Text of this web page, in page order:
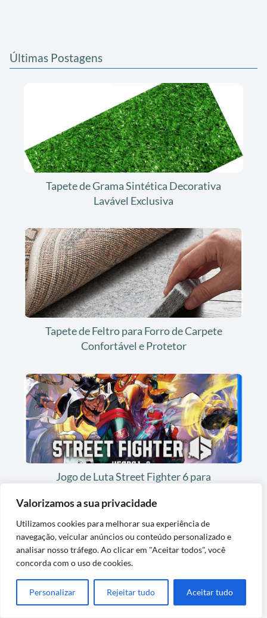
Valorizamos a sua privacidade
Utilizamos cookies para melhorar sua experiência de
navegação, veicular anúncios ou conteúdo personalizado e
analisar nosso tráfego. Ao clicar em "Aceitar todos", você
concorda com o uso de cookies.
Personalizar Rejeitar tudo Aceitar tudo
Últimas Postagens
Tapete de Grama Sintética Decorativa
Lavável Exclusiva
Tapete de Feltro para Forro de Carpete
Confortável e Protetor
Jogo de Luta Street Fighter 6 para